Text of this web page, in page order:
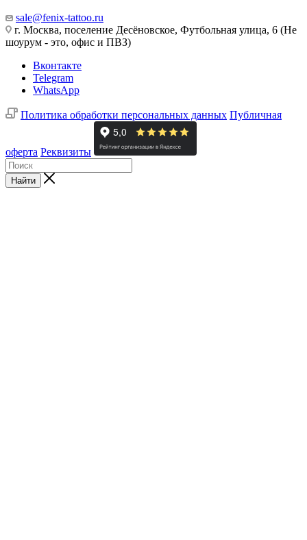
sale@fenix-tattoo.ru
г. Москва, поселение Десёновское, Футбольная улица, 6 (Не
шоурум - это, офис и ПВЗ)
Вконтакте
Telegram
WhatsApp
Политика обработки персональных данных Публичная
оферта Реквизиты
Найти